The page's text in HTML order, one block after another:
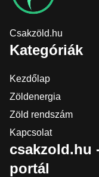
Csakzöld.hu
Kategóriák
Kezdőlap
Zöldenergia
Zöld rendszám
Kapcsolat
csakzold.hu
portál